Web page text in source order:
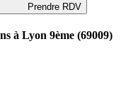
Prendre RDV
à Lyon 9ème (69009)